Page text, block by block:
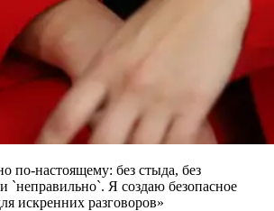
по-настоящему: без стыда, без
`неправильно`. Я создаю безопасное
искренних разговоров»